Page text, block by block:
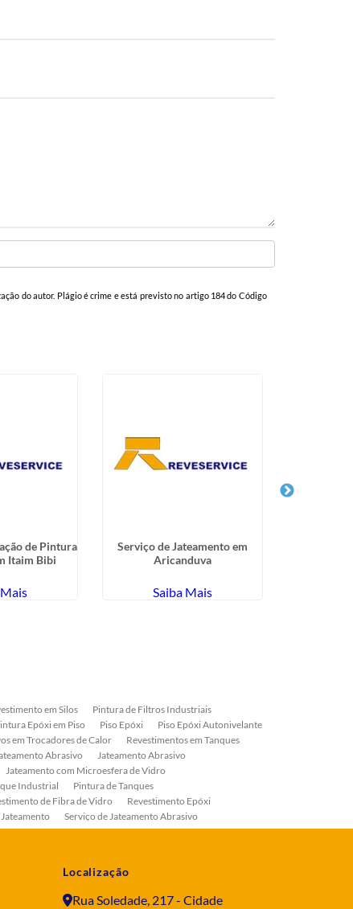
do autor. Plágio é crime e está previsto no artigo 184 do Código
de Pintura
Itaim Bibi
Serviço de Jateamento em
Aricanduva
Saiba Mais
em Silos
Pintura de Filtros Industriais
Epóxi em Piso Piso Epóxi
Piso Epóxi Autonivelante
em Trocadores de Calor
Revestimentos em Tanques
Abrasivo
Jateamento Abrasivo
Jateamento com Microesfera de Vidro
Industrial
Pintura de Tanques
de Fibra de Vidro
Revestimento Epóxi
Serviço de Jateamento Abrasivo
Serviço de Pintura de Válvulas
Localização
Rua Soledade, 217 - Cidade